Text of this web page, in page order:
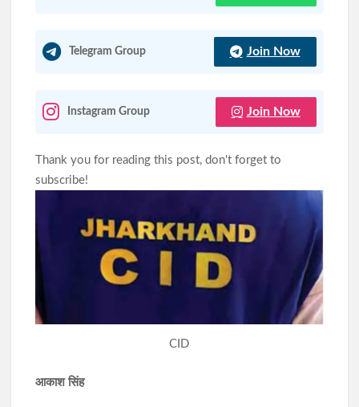
झारखंड में आज भारी बारिश का अलर्ट, रांची समेत 12 जिलों में फ्लैश फ्लड
का खतरा
JPSC-JSSC विवाद: सरकार से लंबी सकारात्मक वार्ता, लेकिन नहीं निकला
समाधान; आंदोलन रहेगा जारी
Telegram Group Join Now
Instagram Group Join Now
Thank you for reading this post, don't forget to
subscribe!
CID
आकाश सिंह